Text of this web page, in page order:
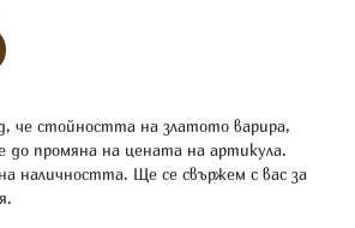
че стойността на златото варира,
до промяна на цената на артикула.
наличността. Ще се свържем с вас за